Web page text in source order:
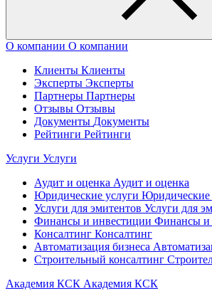
О компании О компании
Клиенты Клиенты
Эксперты Эксперты
Партнеры Партнеры
Отзывы Отзывы
Документы Документы
Рейтинги Рейтинги
Услуги Услуги
Аудит и оценка Аудит и оценка
Юридические услуги Юридические
Услуги для эмитентов Услуги для
Финансы и инвестиции Финансы и
Консалтинг Консалтинг
Автоматизация бизнеса
Строительный консалтинг
Академия КСК Академия КСК